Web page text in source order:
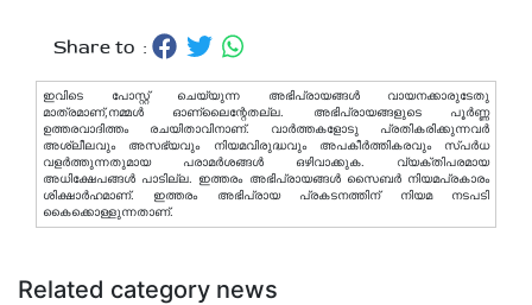
Share to :
ഇവിടെ പോസ്റ്റ് ചെയ്യുന്ന അഭിപ്രായങ്ങള്‍ വായനക്കാരുടേതു
മാത്രമാണ്,നമ്മൾ ഓണ്ലൈന്റേതല്ല. അഭിപ്രായങ്ങളുടെ പൂർണ്ണ
ഉത്തരവാദിത്തം രചയിതാവിനാണ്. വാര്‍ത്തകളോടു പ്രതികരിക്കുന്നവര്‍
അശ്ലീലവും അസഭ്യവും നിയമവിരുദ്ധവും അപകീര്‍ത്തികരവും സ്പര്‍ധ
വളര്‍ത്തുന്നതുമായ പരാമര്‍ശങ്ങള്‍ ഒഴിവാക്കുക. വ്യക്തിപരമായ
അധിക്ഷേപങ്ങള്‍ പാടില്ല. ഇത്തരം അഭിപ്രായങ്ങള്‍ സൈബര്‍ നിയമപ്രകാരം
ശിക്ഷാര്‍ഹമാണ്. ഇത്തരം അഭിപ്രായ പ്രകടനത്തിന് നിയമ നടപടി
കൈക്കൊള്ളുന്നതാണ്.
Related category news